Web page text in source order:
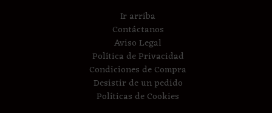
Ir arriba
Contáctanos
Aviso Legal
Política de Privacidad
Condiciones de Compra
Desistir de un pedido
Políticas de Cookies